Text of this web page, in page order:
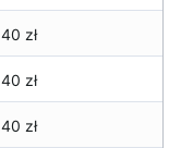
40 zł
40 zł
40 zł